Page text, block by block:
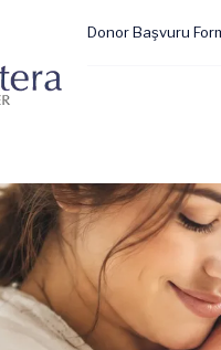
Donor Başvuru